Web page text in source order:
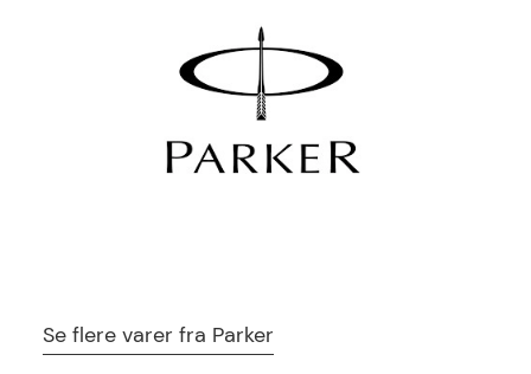
Se flere varer fra Parker